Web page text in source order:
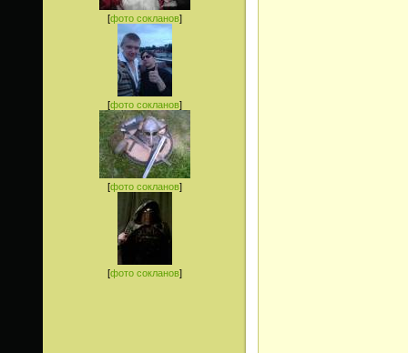
[фото сокланов]
[фото сокланов]
[фото сокланов]
[фото сокланов]